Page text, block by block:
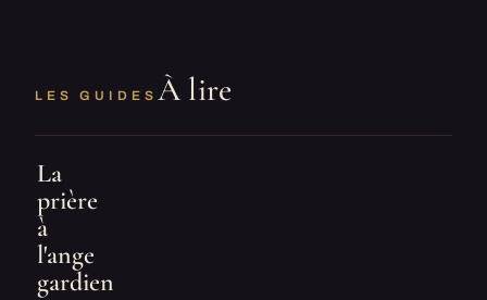
LES GUIDES À lire
La
prière
à
l'ange
gardien